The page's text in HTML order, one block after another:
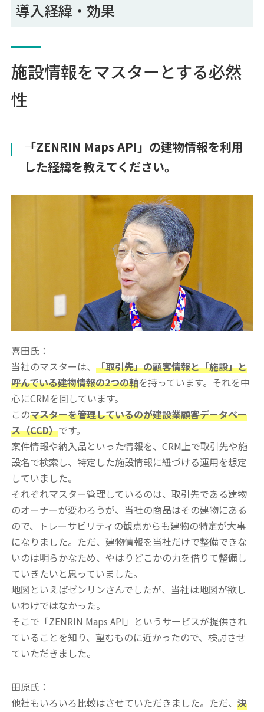
導入経緯・効果
施設情報をマスターとする必然
性
――「ZENRIN Maps API」の建物情報を利用
した経緯を教えてください。
喜田氏：
当社のマスターは、「取引先」の顧客情報と「施設」と
呼んでいる建物情報の2つの軸を持っています。それを中
心にCRMを回しています。
このマスターを管理しているのが建設業顧客データベー
ス（CCD）です。
案件情報や納入品といった情報を、CRM上で取引先や施
設名で検索し、特定した施設情報に紐づける運用を想定
していました。
それぞれマスター管理しているのは、取引先である建物
のオーナーが変わろうが、当社の商品はその建物にある
ので、トレーサビリティの観点からも建物の特定が大事
になりました。ただ、建物情報を当社だけで整備できな
いのは明らかなため、やはりどこかの力を借りて整備し
ていきたいと思っていました。
地図といえばゼンリンさんでしたが、当社は地図が欲し
いわけではなかった。
そこで「ZENRIN Maps API」というサービスが提供され
ていることを知り、望むものに近かったので、検討させ
ていただきました。
田原氏：
他社もいろいろ比較はさせていただきました。ただ、決